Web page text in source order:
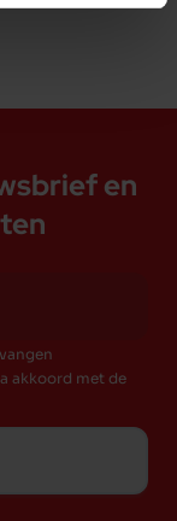
en
akkoord met de